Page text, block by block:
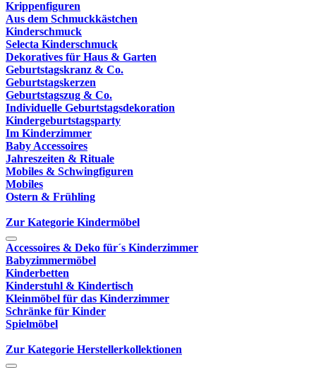
Krippenfiguren
Aus dem Schmuckkästchen
Kinderschmuck
Selecta Kinderschmuck
Dekoratives für Haus & Garten
Geburtstagskranz & Co.
Geburtstagskerzen
Geburtstagszug & Co.
Individuelle Geburtstagsdekoration
Kindergeburtstagsparty
Im Kinderzimmer
Baby Accessoires
Jahreszeiten & Rituale
Mobiles & Schwingfiguren
Mobiles
Ostern & Frühling
Zur Kategorie Kindermöbel
Accessoires & Deko für´s Kinderzimmer
Babyzimmermöbel
Kinderbetten
Kinderstuhl & Kindertisch
Kleinmöbel für das Kinderzimmer
Schränke für Kinder
Spielmöbel
Zur Kategorie Herstellerkollektionen